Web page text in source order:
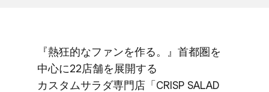
『熱狂的な​ファンを​作る。​』首都圏を​
中心に​22店舗を​展開する​
カスタムサラダ専門店​「CRISP SALAD